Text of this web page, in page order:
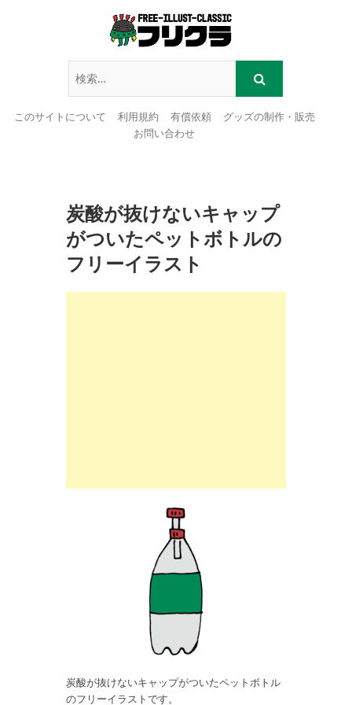
このサイトについて 利用規約 有償依頼
グッズの制作・販売
お問い合わせ
炭酸が抜けないキャップ
がついたペットボトルの
フリーイラスト
炭酸が抜けないキャップがついたペットボトル
のフリーイラストです。